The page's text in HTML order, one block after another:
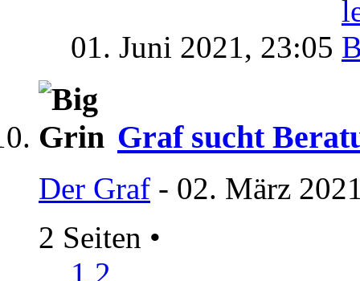
01. Juni 2021, 23:05
Graf sucht
Der Graf - 02. März
2 Seiten •
1 2